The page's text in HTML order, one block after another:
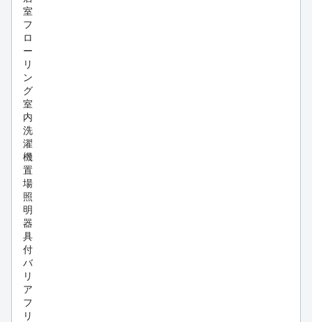
室
フ
ロ
ー
リ
ン
グ
室
内
洗
濯
機
置
場
照
明
器
具
付
バ
リ
ア
フ
リ